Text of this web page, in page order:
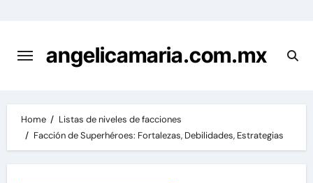
content
angelicamaria.com.mx
Home
Listas de niveles de facciones
Facción de Superhéroes: Fortalezas, Debilidades, Estrategias